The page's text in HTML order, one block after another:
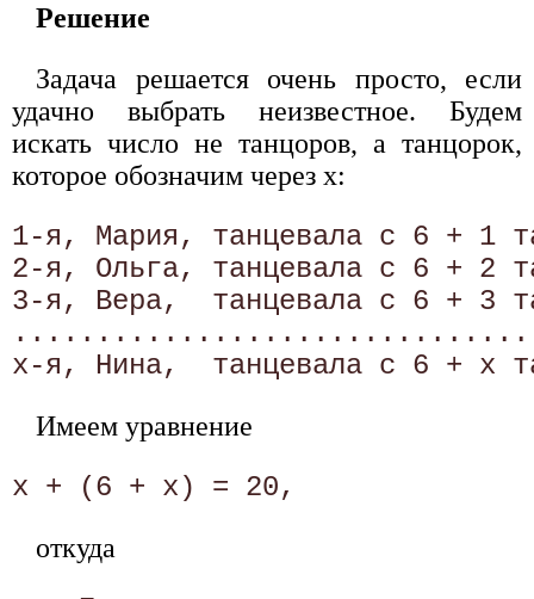
Решение
Задача решается очень просто, если
удачно выбрать неизвестное. Будем
искать число не танцоров, а танцорок,
которое обозначим через х:
1-я, Мария, танцевала с 6 + 1
2-я, Ольга, танцевала с 6 + 2
3-я, Вера,  танцевала с 6 + 3
Имеем уравнение
откуда